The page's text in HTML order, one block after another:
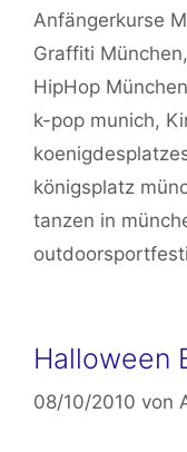
Anfängerkurse
Graffiti München,
HipHop München
k-pop munich,
königsplatz
tanzen in
Halloween
08/10/2010 von